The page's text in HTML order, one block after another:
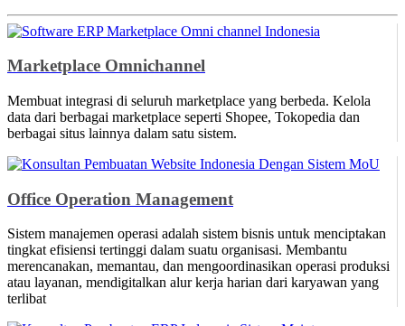
Marketplace Omnichannel
Membuat integrasi di seluruh marketplace yang berbeda. Kelola
data dari berbagai marketplace seperti Shopee, Tokopedia dan
berbagai situs lainnya dalam satu sistem.
Office Operation Management
Sistem manajemen operasi adalah sistem bisnis untuk menciptakan
tingkat efisiensi tertinggi dalam suatu organisasi. Membantu
merencanakan, memantau, dan mengoordinasikan operasi produksi
atau layanan, mendigitalkan alur kerja harian dari karyawan yang
terlibat